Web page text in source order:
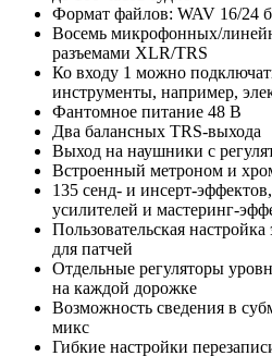
Формат файлов: WAV 16/24
Восемь микрофонных/
разъемами XLR/TRS
Ко входу 1 можно
инструменты, например,
Фантомное питание 48 В
Два балансных TRS-выхода
Выход на наушники с
Встроенный метроном и
135 сенд- и инсерт-
усилителей и мастеринг-
Пользовательская
для патчей
Отдельные регуляторы
на каждой дорожке
Возможность сведения в
микс
Гибкие настройки